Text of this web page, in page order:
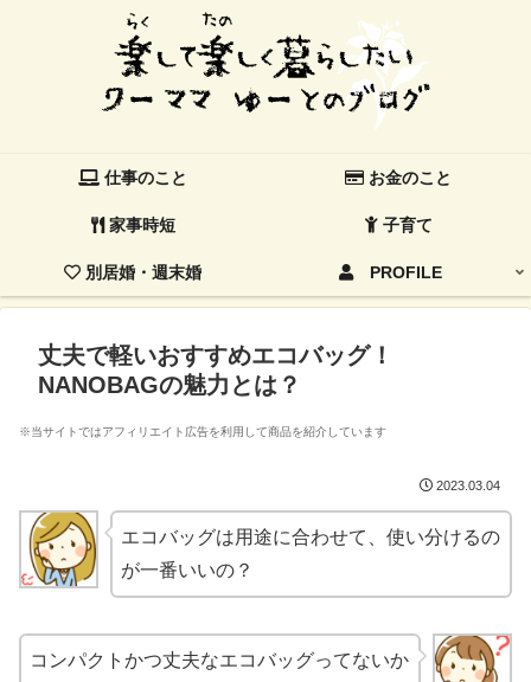
仕事のこと お金のこと
家事時短 子育て
別居婚・週末婚 PROFILE
丈夫で軽いおすすめエコバッグ！
NANOBAGの魅力とは？
※当サイトではアフィリエイト広告を利用して商品を紹介しています
2023.03.04
エコバッグは用途に合わせて、使い分けるの
が一番いいの？
コンパクトかつ丈夫なエコバッグってないか